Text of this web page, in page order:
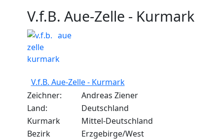
V.f.B. Aue-Zelle - Kurmark
V.f.B. Aue-Zelle - Kurmark
Zeichner:
Andreas Ziener
Land:
Deutschland
Kurmark
Mittel-Deutschland
Bezirk
Erzgebirge/West